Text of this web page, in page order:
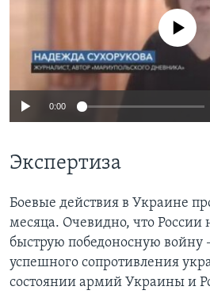
No media source
0:00
Экспертиза
Боевые действия в Украине
месяца. Очевидно, что России
быструю победоносную войну
успешного сопротивления
состоянии армий Украины и